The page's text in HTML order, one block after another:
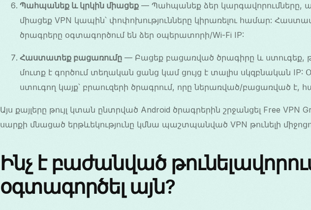
Պահպանեք և կրկին միացեք — Պահպանեք ձեր կարգավորումները,
միացեք VPN կապին՝ փոփոխությունները կիրառելու համար:
ծրագրերը օգտագործում են ձեր օպերատորի/Wi-Fi IP:
Հաստատեք բացառումը — Բացեք բացառված ծրագիրը և ստուգեք,
մուտք է գործում տեղական ցանց կամ ցույց է տալիս սկզբնական IP:
ստուգող կայք՝ բրաուզերի ծրագրում, որը ներառված/բացառված է,
Այս քայլերը թույլ կտան ընտրված Android ծրագրերին շրջանցել Free VPN
սարքի մնացած երթևեկությունը կմնա պաշտպանված VPN թունելի
Ինչ է բաժանված
օգտագործել այն?